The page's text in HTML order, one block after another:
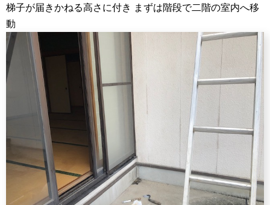
梯子が届きかねる高さに付き まずは階段で二階の室内へ移
動